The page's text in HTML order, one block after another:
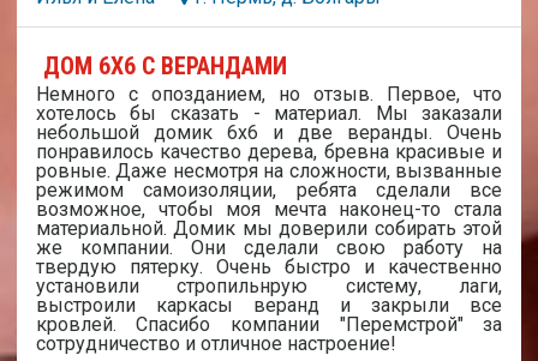
ДОМ 6Х6 С ВЕРАНДАМИ
Немного с опозданием, но отзыв. Первое, что
хотелось бы сказать - материал. Мы заказали
небольшой домик 6х6 и две веранды. Очень
понравилось качество дерева, бревна красивые и
ровные. Даже несмотря на сложности, вызванные
режимом самоизоляции, ребята сделали все
возможное, чтобы моя мечта наконец-то стала
материальной. Домик мы доверили собирать этой
же компании. Они сделали свою работу на
твердую пятерку. Очень быстро и качественно
установили стропильнрую систему, лаги,
выстроили каркасы веранд и закрыли все
кровлей. Спасибо компании "Перемстрой" за
сотрудничество и отличное настроение!